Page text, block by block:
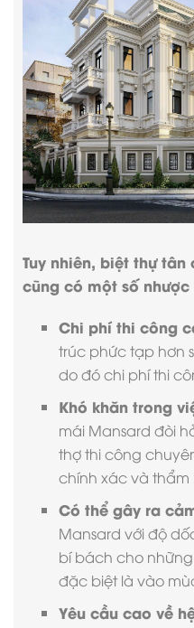
Tuy nhiên, biệt thự
cũng có một số
Chi phí thi công
trúc phức tạp hơn
do đó chi phí thi
Khó khăn trong
mái Mansard đòi
thợ thi công
chính xác và thẩm
Có thể gây ra
Mansard với độ
bí bách cho
đặc biệt là vào
Yêu cầu cao về